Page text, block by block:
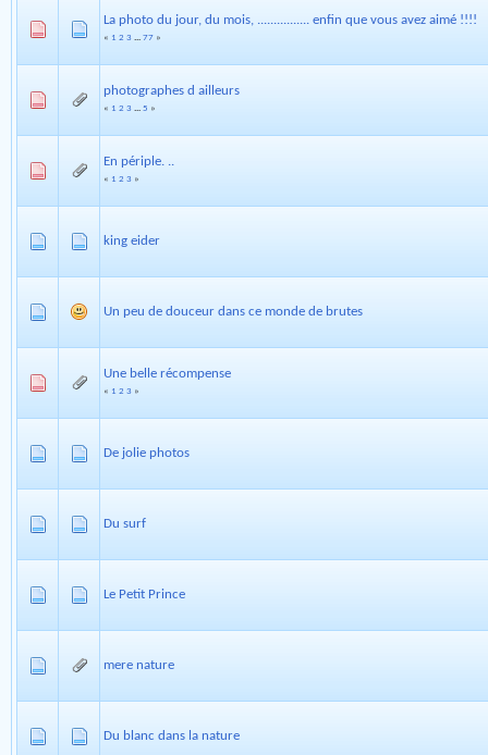
La photo du jour, du mois, ................ enfin que vous avez aimé !!!!
« 1 2 3 ... 77 »
photographes d ailleurs
« 1 2 3 ... 5 »
En périple. ..
« 1 2 3 »
king eider
Un peu de douceur dans ce monde de brutes
Une belle récompense
« 1 2 3 »
De jolie photos
Du surf
Le Petit Prince
mere nature
Du blanc dans la nature